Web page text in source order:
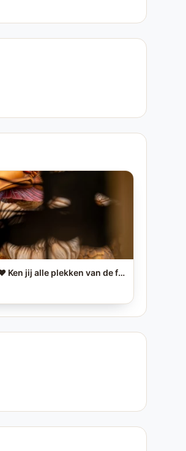
De Efteling in 9 foto's ❤️ Ken jij alle plekken van de foto's? #efteling #themeparks #brabant #pretpark #photo